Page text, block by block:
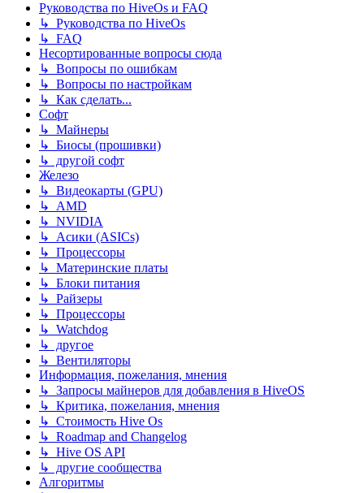
Руководства по HiveOs и FAQ
↳ Руководства по HiveOs
↳ FAQ
Несортированные вопросы сюда
↳ Вопросы по ошибкам
↳ Вопросы по настройкам
↳ Как сделать...
Софт
↳ Майнеры
↳ Биосы (прошивки)
↳ другой софт
Железо
↳ Видеокарты (GPU)
↳ AMD
↳ NVIDIA
↳ Асики (ASICs)
↳ Процессоры
↳ Материнские платы
↳ Блоки питания
↳ Райзеры
↳ Процессоры
↳ Watchdog
↳ другое
↳ Вентиляторы
Информация, пожелания, мнения
↳ Запросы майнеров для добавления в HiveOS
↳ Критика, пожелания, мнения
↳ Стоимость Hive Os
↳ Roadmap and Changelog
↳ Hive OS API
↳ другие сообщества
Алгоритмы